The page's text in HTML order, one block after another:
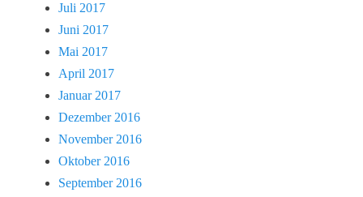
Juli 2017
Juni 2017
Mai 2017
April 2017
Januar 2017
Dezember 2016
November 2016
Oktober 2016
September 2016